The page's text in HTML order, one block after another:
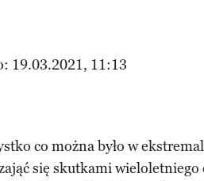
19.03.2021, 11:13
na twitter
do przyjaciela
co można było w
się skutkami